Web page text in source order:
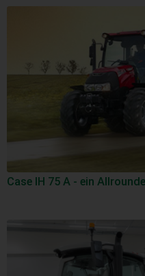
Case IH 75 A - ein